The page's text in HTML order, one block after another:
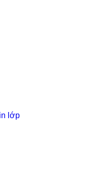
lớp